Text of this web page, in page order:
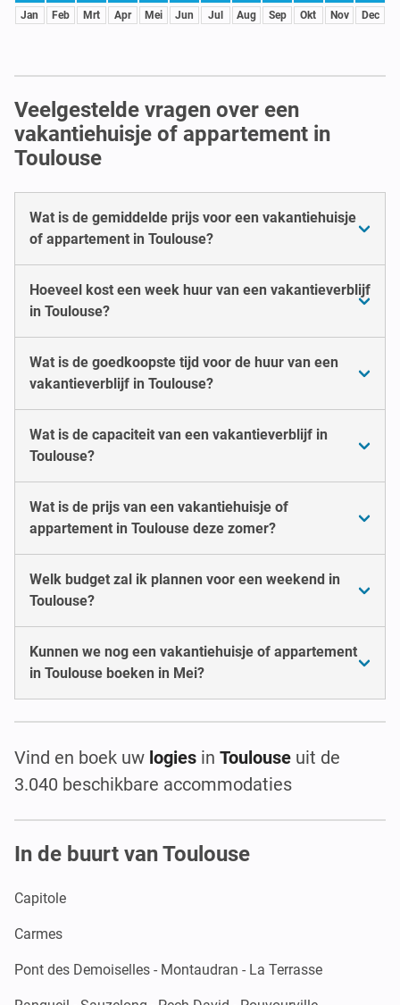
Jan Feb Mrt Apr Mei Jun Jul Aug Sep Okt Nov Dec
Veelgestelde vragen over een
vakantiehuisje of appartement in
Toulouse
Wat is de gemiddelde prijs voor een vakantiehuisje
of appartement in Toulouse?
Hoeveel kost een week huur van een vakantieverblijf
in Toulouse?
Wat is de goedkoopste tijd voor de huur van een
vakantieverblijf in Toulouse?
Wat is de capaciteit van een vakantieverblijf in
Toulouse?
Wat is de prijs van een vakantiehuisje of
appartement in Toulouse deze zomer?
Welk budget zal ik plannen voor een weekend in
Toulouse?
Kunnen we nog een vakantiehuisje of appartement
in Toulouse boeken in Mei?
Vind en boek uw logies in Toulouse uit de
3.040 beschikbare accommodaties
In de buurt van Toulouse
Capitole
Carmes
Pont des Demoiselles - Montaudran - La Terrasse